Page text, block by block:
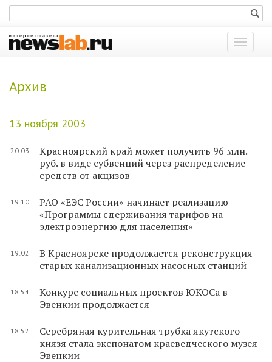
Показать
меню
Архив
13 ноября 2003
20:03
Красноярский край может получить 96 млн.
руб. в виде субвенций через распределение
средств от акцизов
19:10
РАО «ЕЭС России» начинает реализацию
«Программы сдерживания тарифов на
электроэнергию для населения»
19:02
В Красноярске продолжается реконструкция
старых канализационных насосных станций
18:54
Конкурс социальных проектов ЮКОСа в
Эвенкии продолжается
18:52
Серебряная курительная трубка якутского
князя стала экспонатом краеведческого музея
Эвенкии